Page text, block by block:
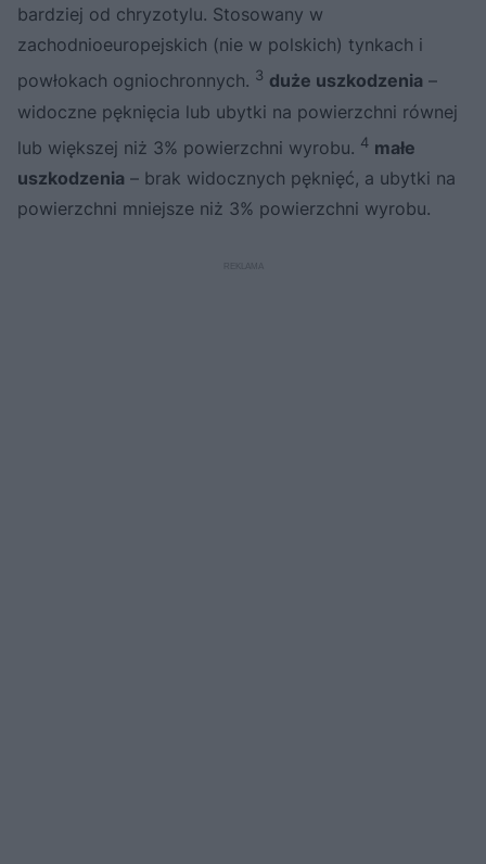
bardziej od chryzotylu. Stosowany w
zachodnioeuropejskich (nie w polskich) tynkach i
powłokach ogniochronnych. 3 duże uszkodzenia –
widoczne pęknięcia lub ubytki na powierzchni równej
lub większej niż 3% powierzchni wyrobu. 4 małe
uszkodzenia – brak widocznych pęknięć, a ubytki na
powierzchni mniejsze niż 3% powierzchni wyrobu.